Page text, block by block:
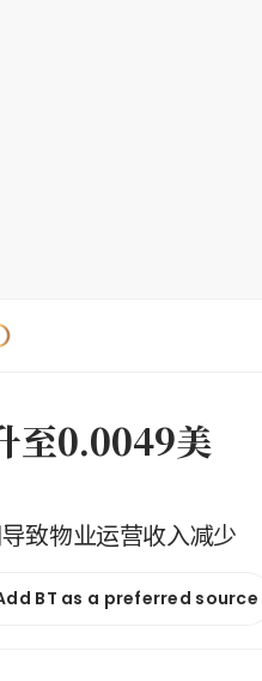
至0.0049美
致物业运营收入减少
BT as a preferred source